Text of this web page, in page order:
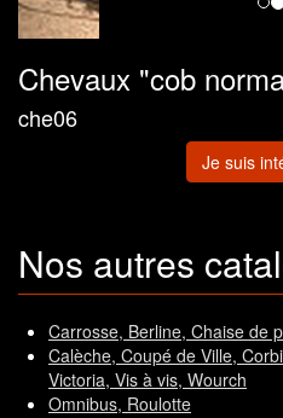
Chevaux "cob
che06
Je suis
Nos autres
Carrosse, Berline, Chaise de
Calèche, Coupé de Ville,
Victoria, Vis à vis, Wourch
Omnibus, Roulotte